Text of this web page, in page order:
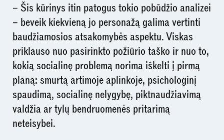
– Šis kūrinys itin patogus tokio pobūdžio analizei
– beveik kiekvieną jo personažą galima vertinti
baudžiamosios atsakomybės aspektu. Viskas
priklauso nuo pasirinkto požiūrio taško ir nuo to,
kokią socialinę problemą norima iškelti į pirmą
planą: smurtą artimoje aplinkoje, psichologinį
spaudimą, socialinę nelygybę, piktnaudžiavimą
valdžia ar tylų bendruomenės pritarimą
neteisybei.